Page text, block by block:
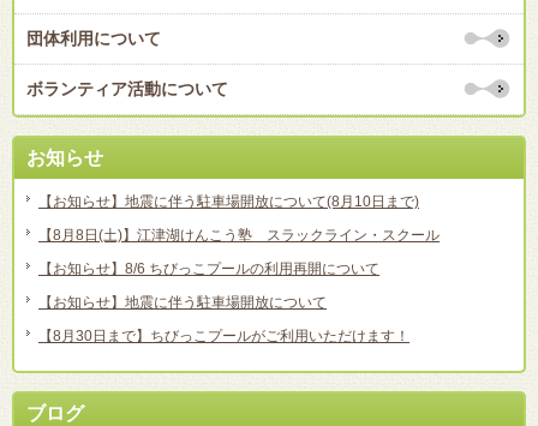
団体利用について
ボランティア活動について
お知らせ
【お知らせ】地震に伴う駐車場開放について(8月10日まで)
【8月8日(土)】江津湖けんこう塾 スラックライン・スクール
【お知らせ】8/6 ちびっこプールの利用再開について
【お知らせ】地震に伴う駐車場開放について
【8月30日まで】ちびっこプールがご利用いただけます！
ブログ